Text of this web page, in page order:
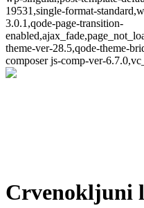
19531,single-format-
3.0.1,qode-page-transition-
theme-ver-28.5,qode-theme-
composer js-comp-ver-
Crvenokljuni